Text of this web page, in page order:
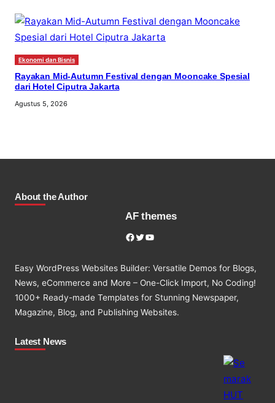
Ekonomi dan Bisnis
Rayakan Mid-Autumn Festival dengan Mooncake Spesial
dari Hotel Ciputra Jakarta
Agustus 5, 2026
About the Author
AF themes
Facebook Twitter YouTube
Easy WordPress Websites Builder: Versatile Demos for Blogs,
News, eCommerce and More – One-Click Import, No Coding!
1000+ Ready-made Templates for Stunning Newspaper,
Magazine, Blog, and Publishing Websites.
Latest News